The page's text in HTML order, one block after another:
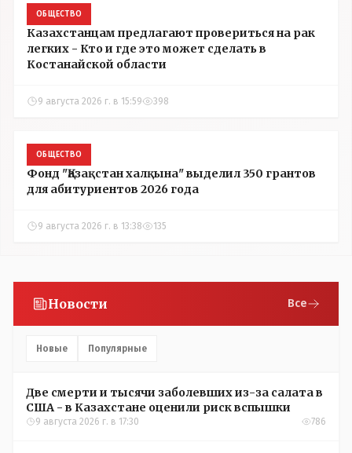
ОБЩЕСТВО
Казахстанцам предлагают провериться на рак
легких - Кто и где это может сделать в
Костанайской области
9 августа 2026 г. в 15:59 398
ОБЩЕСТВО
Фонд "Қазақстан халқына" выделил 350 грантов
для абитуриентов 2026 года
9 августа 2026 г. в 13:38 135
Новости Все
Новые Популярные
Две смерти и тысячи заболевших из-за салата в
США - в Казахстане оценили риск вспышки
9 августа 2026 г. в 17:30 786